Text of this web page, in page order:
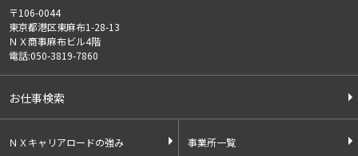
有料職業紹介事業
・請負事業
ご記入頂いた個人情報は、法令等に定める場合を除いて、ご本
人様の同意なく、第三者に提供することはございません。
5)外部の委託：
ご記入頂いた個人情報は、文書保存、サーバー管理等の目的
〒106-0044
東京都港区東麻布1-28-13
ＮＸ商事麻布ビル4階
電話:050-3819-7860
お仕事検索
ＮＸキャリアロードの強み 事業所一覧